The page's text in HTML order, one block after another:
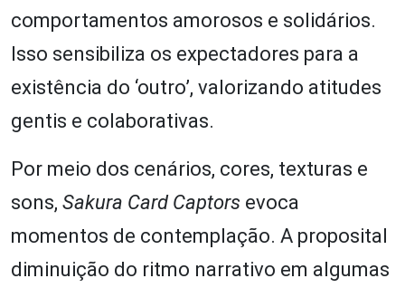
comportamentos amorosos e solidários.
Isso sensibiliza os expectadores para a
existência do ‘outro’, valorizando atitudes
gentis e colaborativas.
Por meio dos cenários, cores, texturas e
sons, Sakura Card Captors evoca
momentos de contemplação. A proposital
diminuição do ritmo narrativo em algumas